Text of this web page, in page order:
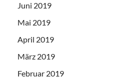
Juni 2019
Mai 2019
April 2019
März 2019
Februar 2019